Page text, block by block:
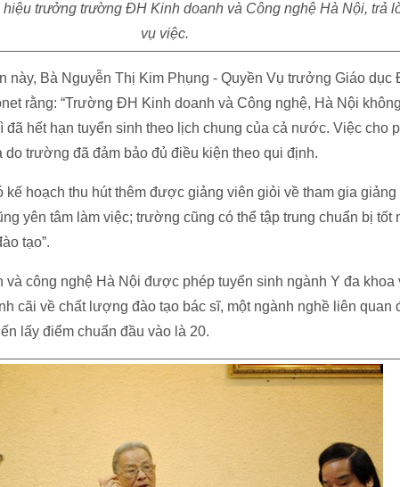
trưởng trường ĐH Kinh doanh và Công nghệ Hà Nội, trả
vụ việc.
này, Bà Nguyễn Thị Kim Phụng - Quyền Vụ trưởng Giáo dục
rằng: “Trường ĐH Kinh doanh và Công nghệ, Hà Nội
đã hết hạn tuyển sinh theo lịch chung của cả nước. Việc cho
trường đã đảm bảo đủ điều kiện theo qui định.
hoạch thu hút thêm được giảng viên giỏi về tham gia giảng
yên tâm làm việc; trường cũng có thể tập trung chuẩn bị tốt
tạo”.
công nghệ Hà Nội được phép tuyển sinh ngành Y đa khoa
cãi về chất lượng đào tạo bác sĩ, một ngành nghề liên quan
lấy điểm chuẩn đầu vào là 20.